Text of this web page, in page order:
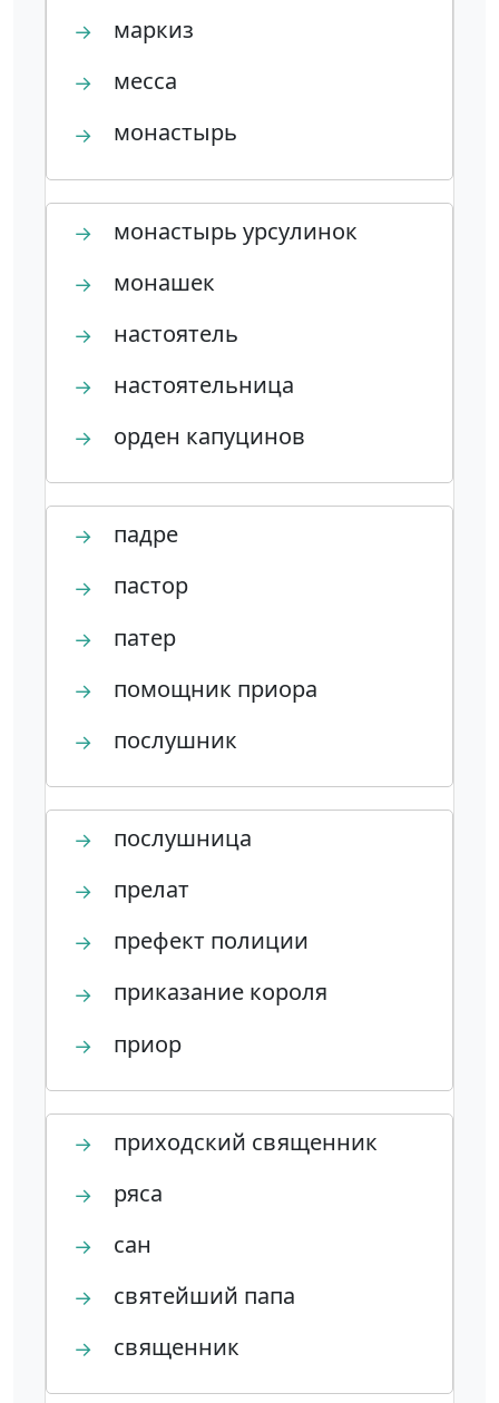
→ маркиз
→ месса
→ монастырь
→ монастырь урсулинок
→ монашек
→ настоятель
→ настоятельница
→ орден капуцинов
→ падре
→ пастор
→ патер
→ помощник приора
→ послушник
→ послушница
→ прелат
→ префект полиции
→ приказание короля
→ приор
→ приходский священник
→ ряса
→ сан
→ святейший папа
→ священник